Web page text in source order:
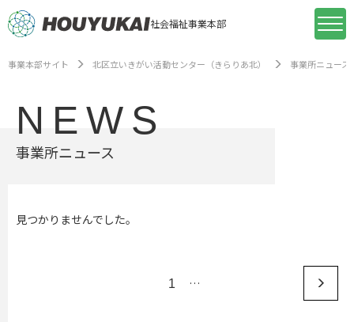
社会福祉事業本部
事業本部サイト 北区立いきがい活動センター（きらりあ北） 事業所ニュース
NEWS
事業所ニュース
見つかりませんでした。
1 …